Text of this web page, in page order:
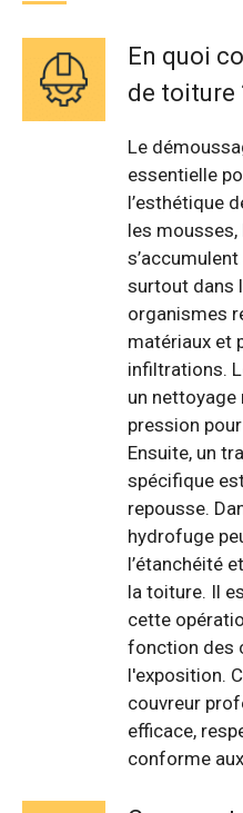
En quoi
de toiture
Le
essentielle
l’esthétique
les
surtout dans
organismes
matériaux et
infiltrations.
un nettoyage
pression
Ensuite, un
spécifique
repousse.
hydrofuge
l’étanchéité
la toiture. Il
cette
fonction des
l'exposition.
couvreur
efficace,
conforme